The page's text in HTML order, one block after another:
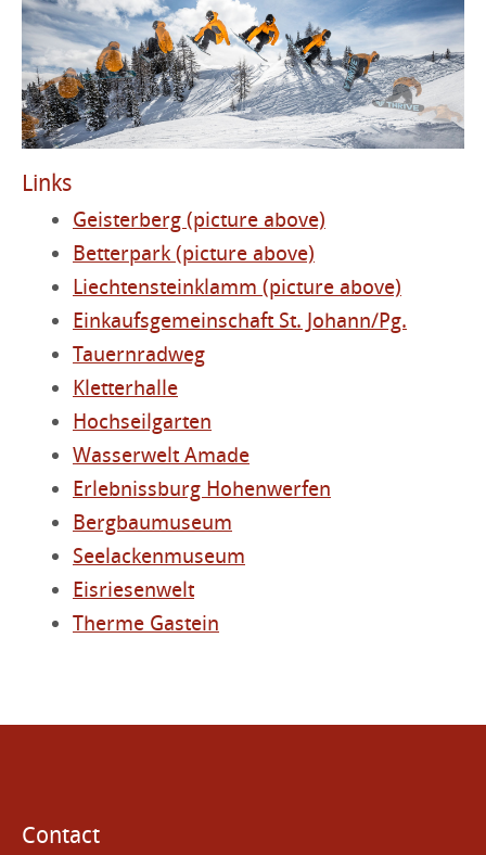
Links
Geisterberg (picture above)
Betterpark (picture above)
Liechtensteinklamm (picture above)
Einkaufsgemeinschaft St. Johann/Pg.
Tauernradweg
Kletterhalle
Hochseilgarten
Wasserwelt Amade
Erlebnissburg Hohenwerfen
Bergbaumuseum
Seelackenmuseum
Eisriesenwelt
Therme Gastein
Contact